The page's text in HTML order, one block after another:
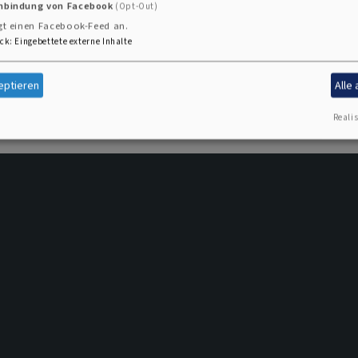
von Facebook (Opt-Out)
einen Facebook-Feed an.
: Eingebettete externe Inhalte
Alle